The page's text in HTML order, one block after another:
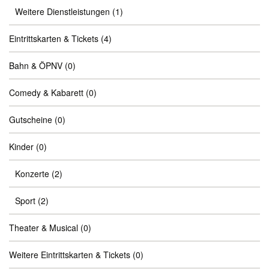
Weitere Dienstleistungen (1)
Eintrittskarten & Tickets (4)
Bahn & ÖPNV (0)
Comedy & Kabarett (0)
Gutscheine (0)
Kinder (0)
Konzerte (2)
Sport (2)
Theater & Musical (0)
Weitere Eintrittskarten & Tickets (0)